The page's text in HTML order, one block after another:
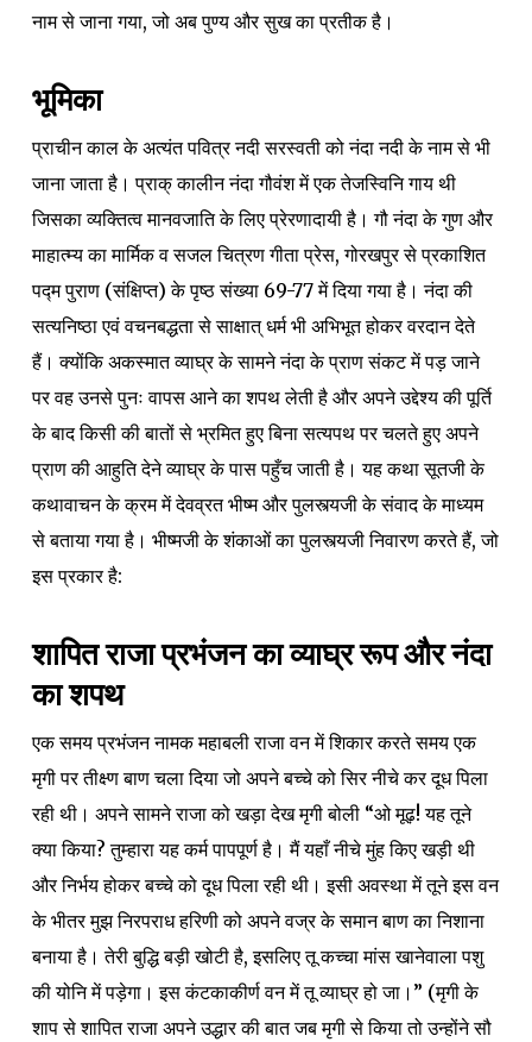
नाम से जाना गया, जो अब पुण्य और सुख का प्रतीक है।
भूमिका
प्राचीन काल के अत्यंत पवित्र नदी सरस्वती को नंदा नदी के नाम से भी
जाना जाता है। प्राक् कालीन नंदा गौवंश में एक तेजस्विनि गाय थी
जिसका व्यक्तित्व मानवजाति के लिए प्रेरणादायी है। गौ नंदा के गुण और
माहात्म्य का मार्मिक व सजल चित्रण गीता प्रेस, गोरखपुर से प्रकाशित
पद्म पुराण (संक्षिप्त) के पृष्ठ संख्या 69-77 में दिया गया है। नंदा की
सत्यनिष्ठा एवं वचनबद्धता से साक्षात् धर्म भी अभिभूत होकर वरदान देते
हैं। क्योंकि अकस्मात व्याघ्र के सामने नंदा के प्राण संकट में पड़ जाने
पर वह उनसे पुनः वापस आने का शपथ लेती है और अपने उद्देश्य की पूर्ति
के बाद किसी की बातों से भ्रमित हुए बिना सत्यपथ पर चलते हुए अपने
प्राण की आहुति देने व्याघ्र के पास पहुँच जाती है। यह कथा सूतजी के
कथावाचन के क्रम में देवव्रत भीष्म और पुलस्त्यजी के संवाद के माध्यम
से बताया गया है। भीष्मजी के शंकाओं का पुलस्त्यजी निवारण करते हैं, जो
इस प्रकार है:
शापित राजा प्रभंजन का व्याघ्र रूप और नंदा
का शपथ
एक समय प्रभंजन नामक महाबली राजा वन में शिकार करते समय एक
मृगी पर तीक्ष्ण बाण चला दिया जो अपने बच्चे को सिर नीचे कर दूध पिला
रही थी। अपने सामने राजा को खड़ा देख मृगी बोली “ओ मूढ़! यह तूने
क्या किया? तुम्हारा यह कर्म पापपूर्ण है। मैं यहाँ नीचे मुंह किए खड़ी थी
और निर्भय होकर बच्चे को दूध पिला रही थी। इसी अवस्था में तूने इस वन
के भीतर मुझ निरपराध हरिणी को अपने वज्र के समान बाण का निशाना
बनाया है। तेरी बुद्धि बड़ी खोटी है, इसलिए तू कच्चा मांस खानेवाला पशु
की योनि में पड़ेगा। इस कंटकाकीर्ण वन में तू व्याघ्र हो जा।” (मृगी के
शाप से शापित राजा अपने उद्धार की बात जब मृगी से किया तो उन्होंने सौ